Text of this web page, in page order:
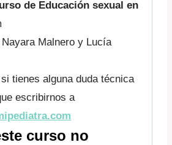
de Educación sexual en
Nayara Malnero y Lucía
tienes alguna duda técnica
escribirnos a
curso no